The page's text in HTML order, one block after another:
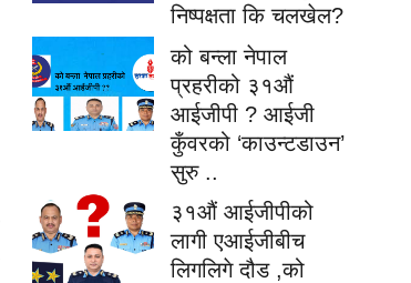
निष्पक्षता कि चलखेल?
को बन्ला नेपाल
प्रहरीको ३१औं
आईजीपी ? आईजी
कुँवरको ‘काउन्टडाउन’
सुरु ..
३१औं आईजीपीको
लागी एआईजीबीच
लिगलिगे दौड ,को